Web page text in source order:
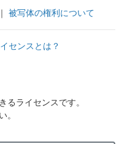
｜ 被写体の権利について
センスとは？
るライセンスです。
。